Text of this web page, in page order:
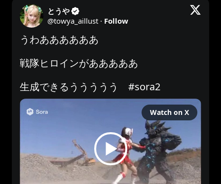
とうや
@towya_aillust · Follow
うわああああああ
戦隊ヒロインがあああああ
生成できるううううう #sora2
Watch on X